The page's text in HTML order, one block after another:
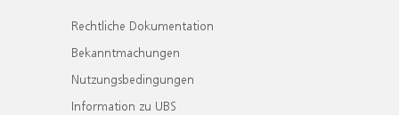
Rechtliche Dokumentation
Bekanntmachungen
Nutzungsbedingungen
Information zu UBS